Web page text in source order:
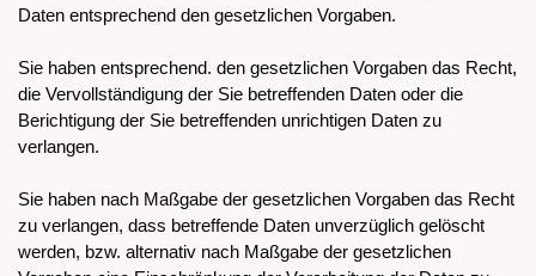
Daten entsprechend den gesetzlichen Vorgaben.
Sie haben entsprechend. den gesetzlichen Vorgaben das Recht,
die Vervollständigung der Sie betreffenden Daten oder die
Berichtigung der Sie betreffenden unrichtigen Daten zu
verlangen.
Sie haben nach Maßgabe der gesetzlichen Vorgaben das Recht
zu verlangen, dass betreffende Daten unverzüglich gelöscht
werden, bzw. alternativ nach Maßgabe der gesetzlichen